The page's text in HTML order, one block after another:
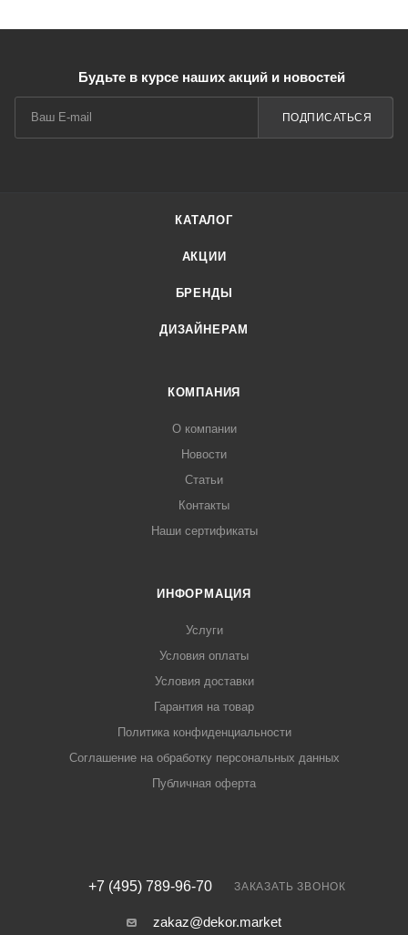
Будьте в курсе наших акций и новостей
ПОДПИСАТЬСЯ
КАТАЛОГ
АКЦИИ
БРЕНДЫ
ДИЗАЙНЕРАМ
КОМПАНИЯ
О компании
Новости
Статьи
Контакты
Наши сертификаты
ИНФОРМАЦИЯ
Услуги
Условия оплаты
Условия доставки
Гарантия на товар
Политика конфиденциальности
Соглашение на обработку персональных данных
Публичная оферта
+7 (495) 789-96-70 ЗАКАЗАТЬ ЗВОНОК
zakaz@dekor.market